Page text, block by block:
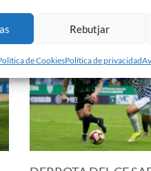
Rebutjar
de CookiesPolítica de privacidad